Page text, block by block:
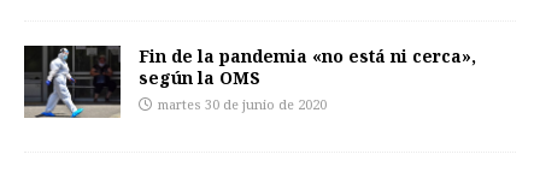
Fin de la pandemia «no está ni cerca»,
según la OMS
martes 30 de junio de 2020